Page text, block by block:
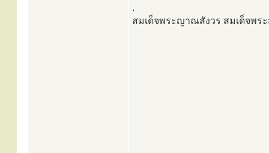
.
สมเด็จพระญาณสังวร สมเด็จพ